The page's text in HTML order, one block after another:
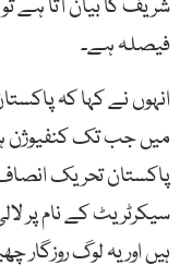
شریف کا بیان آتا ہے
فیصلہ ہے۔
انہوں نے کہا کہ
میں جب تک کنفیوژن
پاکستان تحریک
سیکرٹریٹ کے نام پر
ہیں اور یہ لوگ روزگار